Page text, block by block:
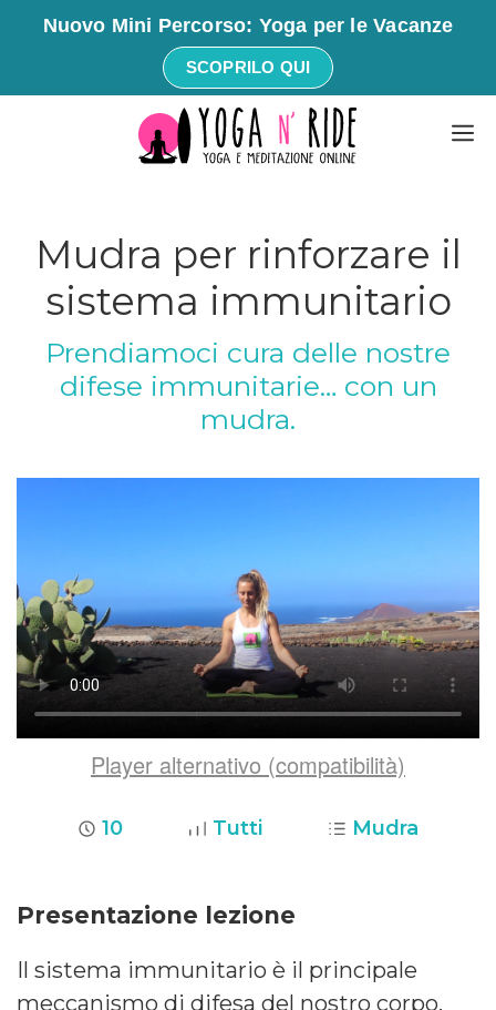
Nuovo Mini Percorso: Yoga per le Vacanze
SCOPRILO QUI
Mudra per rinforzare il
sistema immunitario
Prendiamoci cura delle nostre
difese immunitarie… con un
mudra.
Player alternativo (compatibilità)
10 Tutti Mudra
Presentazione lezione
Il sistema immunitario è il principale
meccanismo di difesa del nostro corpo,